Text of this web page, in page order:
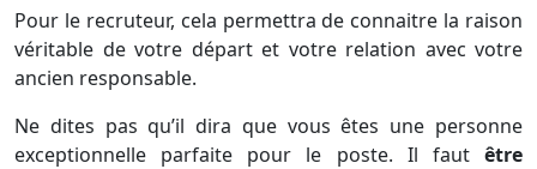
Pour le recruteur, cela permettra de connaitre la raison
véritable de votre départ et votre relation avec votre
ancien responsable.
Ne dites pas qu’il dira que vous êtes une personne
exceptionnelle parfaite pour le poste. Il faut être